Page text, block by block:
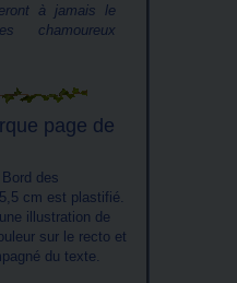
à jamais le
chamoureux
page de
des
cm est plastifié.
illustration de
sur le recto et
du texte.